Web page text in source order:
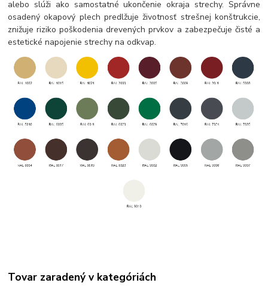
alebo slúži ako samostatné ukončenie okraja strechy. Správne
osadený okapový plech predlžuje životnosť strešnej konštrukcie,
znižuje riziko poškodenia drevených prvkov a zabezpečuje čisté a
estetické napojenie strechy na odkvap.
Tovar zaradený v kategóriách